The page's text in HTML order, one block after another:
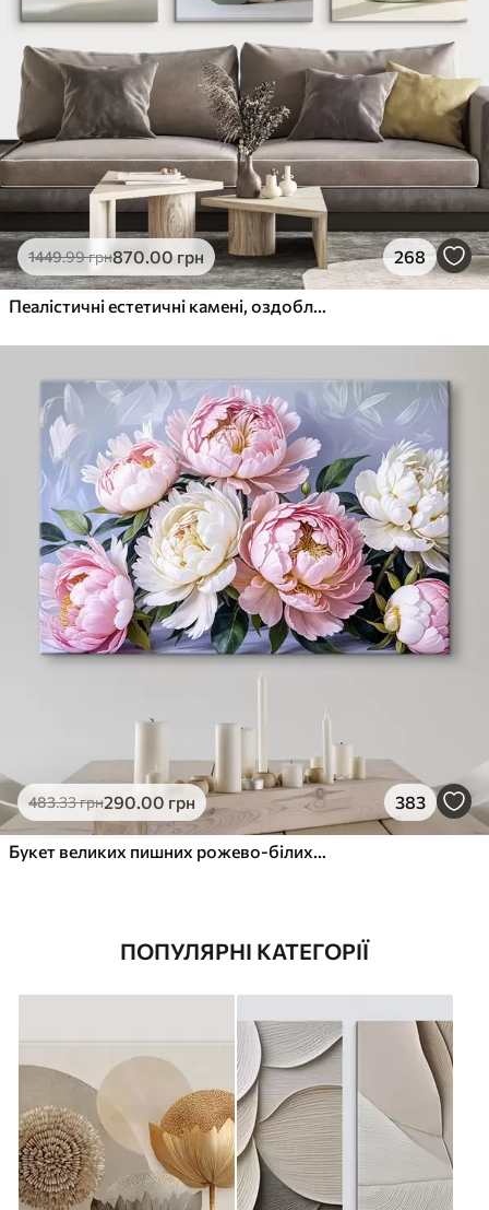
1449.99грн870.00 грн 268
Пеалістичні естетичні камені, оздоблення будинку, природне освітлення
483.33грн290.00 грн 383
Букет великих пишних рожево-білих квітів півонії із зеленим листям на м’якому розмитому фоні
ПОПУЛЯРНІ КАТЕГОРІЇ